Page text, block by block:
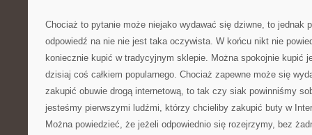
Chociaż to pytanie może niejako wydawać się dziwne, to jednak
odpowiedź na nie nie jest taka oczywista. W końcu nikt nie
koniecznie kupić w tradycyjnym sklepie. Można spokojnie kupić
dzisiaj coś całkiem popularnego. Chociaż zapewne może się
zakupić obuwie drogą internetową, to tak czy siak powinniśmy
jesteśmy pierwszymi ludźmi, którzy chcieliby zakupić buty w
Można powiedzieć, że jeżeli odpowiednio się rozejrzymy, bez